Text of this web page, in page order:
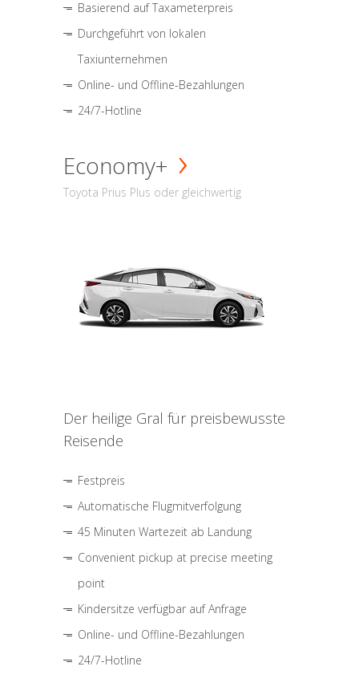
Basierend auf Taxameterpreis
Durchgeführt von lokalen
Taxiunternehmen
Online- und Offline-Bezahlungen
24/7-Hotline
Economy+
Toyota Prius Plus oder gleichwertig
Der heilige Gral für preisbewusste
Reisende
Festpreis
Automatische Flugmitverfolgung
45 Minuten Wartezeit ab Landung
Convenient pickup at precise meeting
point
Kindersitze verfügbar auf Anfrage
Online- und Offline-Bezahlungen
24/7-Hotline